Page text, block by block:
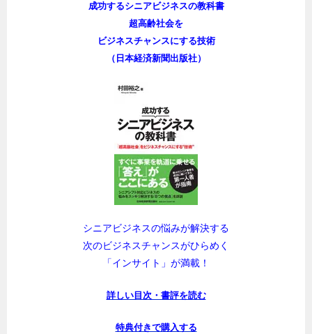
成功するシニアビジネスの教科書
超高齢社会を
ビジネスチャンスにする技術
（日本経済新聞出版社）
シニアビジネスの悩みが解決する
次のビジネスチャンスがひらめく
「インサイト」が満載！
詳しい目次・書評を読む
特典付きで購入する